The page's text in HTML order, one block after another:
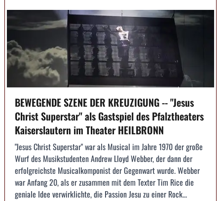
BEWEGENDE SZENE DER KREUZIGUNG -- "Jesus
Christ Superstar" als Gastspiel des Pfalztheaters
Kaiserslautern im Theater HEILBRONN
"Jesus Christ Superstar" war als Musical im Jahre 1970 der große
Wurf des Musikstudenten Andrew Lloyd Webber, der dann der
erfolgreichste Musicalkomponist der Gegenwart wurde. Webber
war Anfang 20, als er zusammen mit dem Texter Tim Rice die
geniale Idee verwirklichte, die Passion Jesu zu einer Rock...